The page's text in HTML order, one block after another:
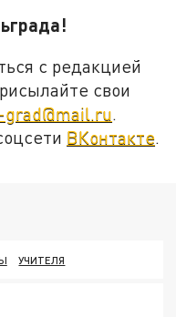
с редакцией
свои
.
ВКонтакте.
УЧИТЕЛЯ